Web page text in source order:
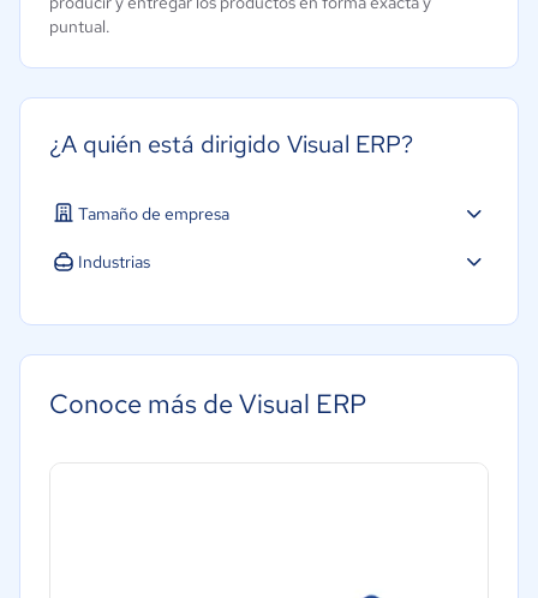
puntual.
¿A quién está dirigido Visual ERP?
Tamaño de empresa
Industrias
Conoce más de Visual ERP